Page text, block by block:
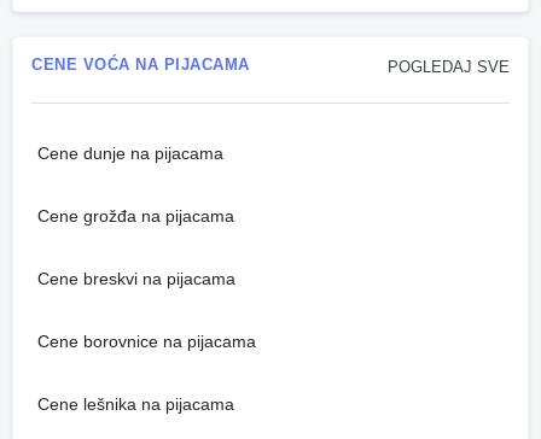
POGLEDAJ SVE
CENE VOĆA NA PIJACAMA
Cene dunje na pijacama
Cene grožđa na pijacama
Cene breskvi na pijacama
Cene borovnice na pijacama
Cene lešnika na pijacama